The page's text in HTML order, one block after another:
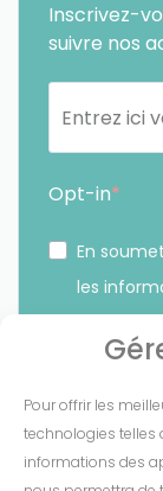
Pour offrir les
technologies telles
informations des
Inscrivez-
suivre nos
Opt-in
En
les
sur le lien